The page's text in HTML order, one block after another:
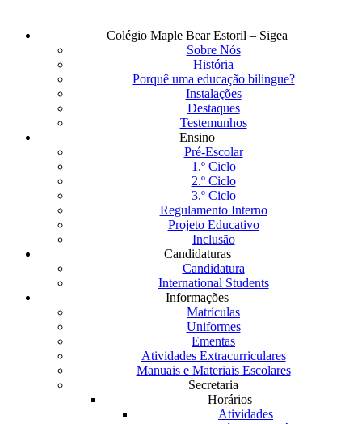
Fechar
Colégio Maple Bear Estoril – Sigea
Sobre Nós
História
Porquê uma educação bilingue?
Instalações
Destaques
Testemunhos
Ensino
Pré-Escolar
1.º Ciclo
2.º Ciclo
3.º Ciclo
Regulamento Interno
Projeto Educativo
Inclusão
Candidaturas
Candidatura
International Students
Informações
Matrículas
Uniformes
Ementas
Atividades Extracurriculares
Manuais e Materiais Escolares
Secretaria
Horários
Atividades